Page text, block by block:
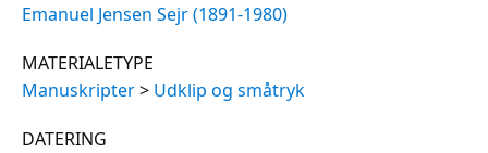
Emanuel Jensen Sejr (1891-1980)
MATERIALETYPE
Manuskripter> Udklip og småtryk
DATERING